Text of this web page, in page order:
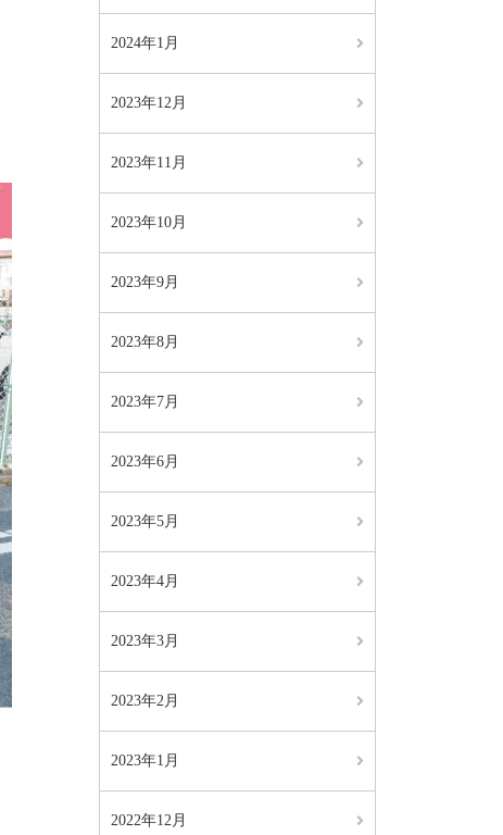
2024年1月
2023年12月
2023年11月
2023年10月
2023年9月
2023年8月
2023年7月
2023年6月
2023年5月
2023年4月
2023年3月
2023年2月
2023年1月
2022年12月